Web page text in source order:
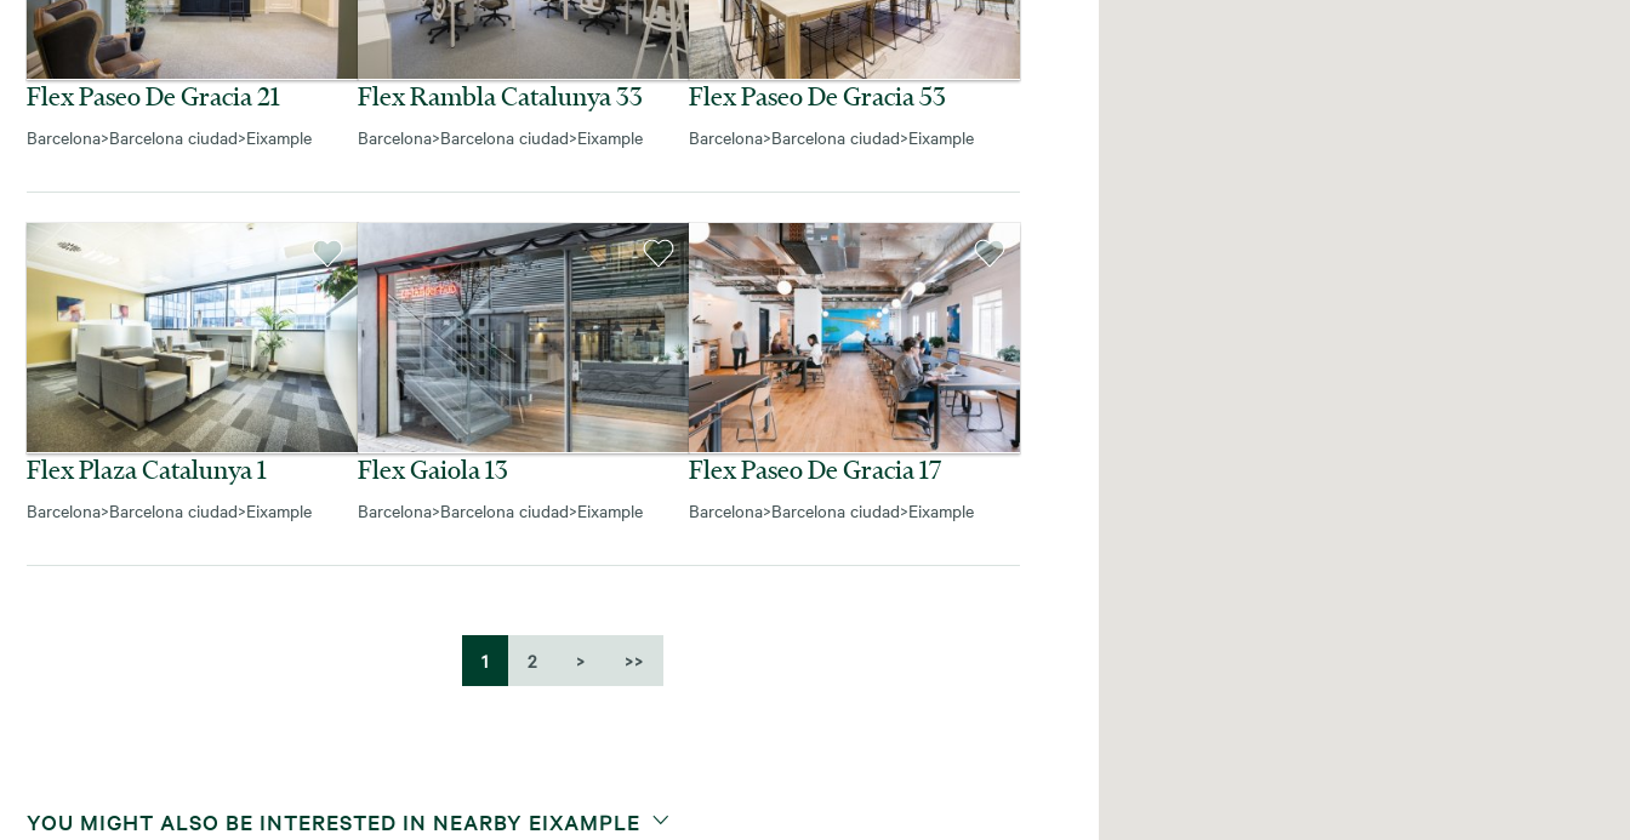
Flex Paseo De Gracia 21
Barcelona>Barcelona ciudad>Eixample
Flex Rambla Catalunya 33
Barcelona>Barcelona ciudad>Eixample
Flex Paseo De Gracia 53
Barcelona>Barcelona ciudad>Eixample
Flex Plaza Catalunya 1
Barcelona>Barcelona ciudad>Eixample
Flex Gaiola 13
Barcelona>Barcelona ciudad>Eixample
Flex Paseo De Gracia 17
Barcelona>Barcelona ciudad>Eixample
1 2 > >>
YOU MIGHT ALSO BE INTERESTED IN NEARBY EIXAMPLE